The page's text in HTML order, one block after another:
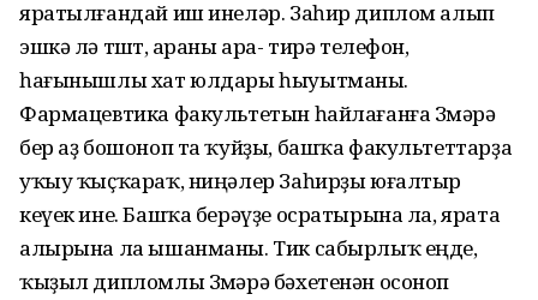
яратылғандай иш инеләр. Заһир диплом алып
эшкә лә төштө, араны ара- тирә телефон,
һағынышлы хат юлдары һыуытманы.
Фармацевтика факультетын һайлағанға Зөмәрә
бер аҙ бошоноп та ҡуйҙы, башҡа факультеттарҙа
уҡыу ҡыҫҡараҡ, ниңәлер Заһирҙы юғалтыр
кеүек ине. Башҡа берәүҙе осратырына ла, ярата
алырына ла ышанманы. Тик сабырлыҡ еңде,
ҡыҙыл дипломлы Зөмәрә бәхетенән осоноп